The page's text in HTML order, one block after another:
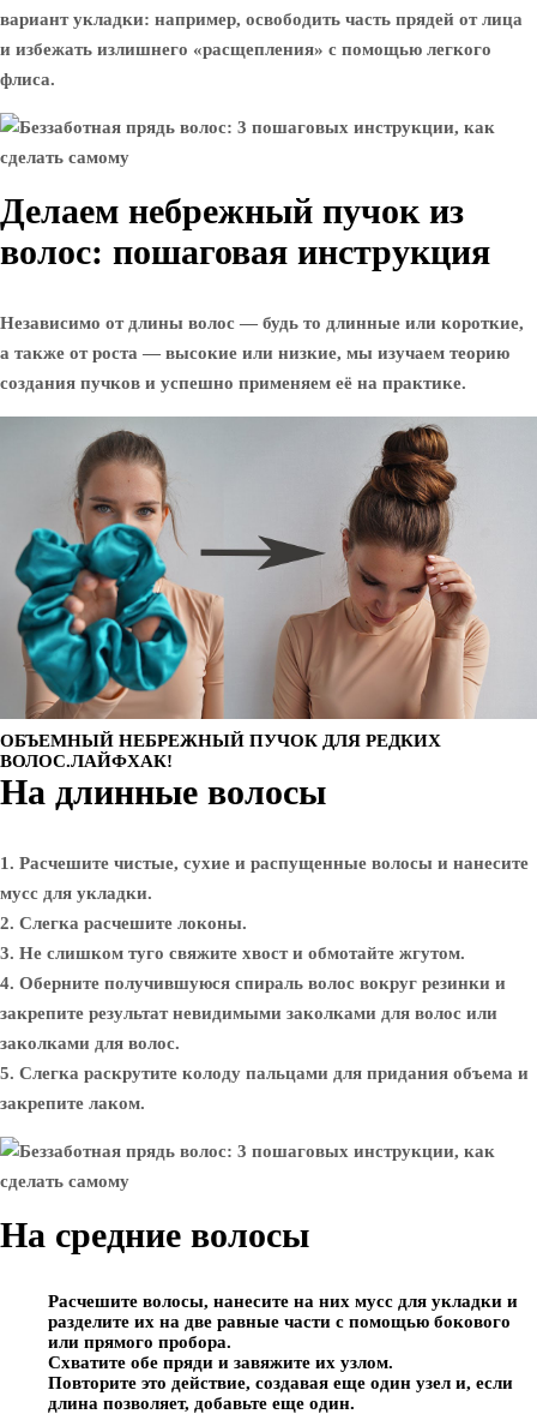
вариант укладки: например, освободить часть прядей от лица
и избежать излишнего «расщепления» с помощью легкого
флиса.
Делаем небрежный пучок из
волос: пошаговая инструкция
Независимо от длины волос — будь то длинные или короткие,
а также от роста — высокие или низкие, мы изучаем теорию
создания пучков и успешно применяем её на практике.
ОБЪЕМНЫЙ НЕБРЕЖНЫЙ ПУЧОК ДЛЯ РЕДКИХ
ВОЛОС.ЛАЙФХАК!
На длинные волосы
1. Расчешите чистые, сухие и распущенные волосы и нанесите
мусс для укладки.
2. Слегка расчешите локоны.
3. Не слишком туго свяжите хвост и обмотайте жгутом.
4. Оберните получившуюся спираль волос вокруг резинки и
закрепите результат невидимыми заколками для волос или
заколками для волос.
5. Слегка раскрутите колоду пальцами для придания объема и
закрепите лаком.
На средние волосы
Расчешите волосы, нанесите на них мусс для укладки и
разделите их на две равные части с помощью бокового
или прямого пробора.
Схватите обе пряди и завяжите их узлом.
Повторите это действие, создавая еще один узел и, если
длина позволяет, добавьте еще один.